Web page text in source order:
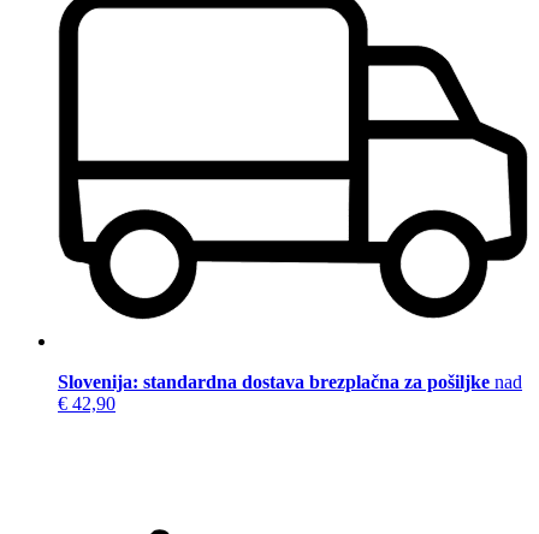
Slovenija: standardna dostava brezplačna za pošiljke nad
€ 42,90